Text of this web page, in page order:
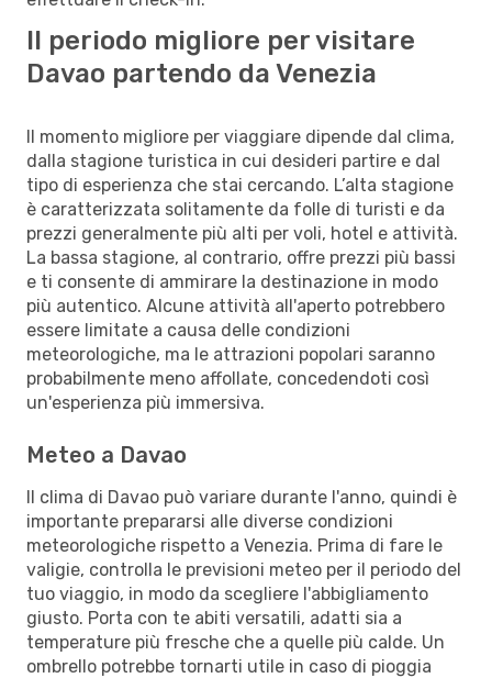
Il periodo migliore per visitare
Davao partendo da Venezia
Il momento migliore per viaggiare dipende dal clima,
dalla stagione turistica in cui desideri partire e dal
tipo di esperienza che stai cercando. L’alta stagione
è caratterizzata solitamente da folle di turisti e da
prezzi generalmente più alti per voli, hotel e attività.
La bassa stagione, al contrario, offre prezzi più bassi
e ti consente di ammirare la destinazione in modo
più autentico. Alcune attività all'aperto potrebbero
essere limitate a causa delle condizioni
meteorologiche, ma le attrazioni popolari saranno
probabilmente meno affollate, concedendoti così
un'esperienza più immersiva.
Meteo a Davao
Il clima di Davao può variare durante l'anno, quindi è
importante prepararsi alle diverse condizioni
meteorologiche rispetto a Venezia. Prima di fare le
valigie, controlla le previsioni meteo per il periodo del
tuo viaggio, in modo da scegliere l'abbigliamento
giusto. Porta con te abiti versatili, adatti sia a
temperature più fresche che a quelle più calde. Un
ombrello potrebbe tornarti utile in caso di pioggia